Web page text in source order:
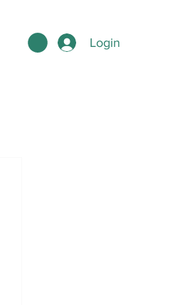
Login